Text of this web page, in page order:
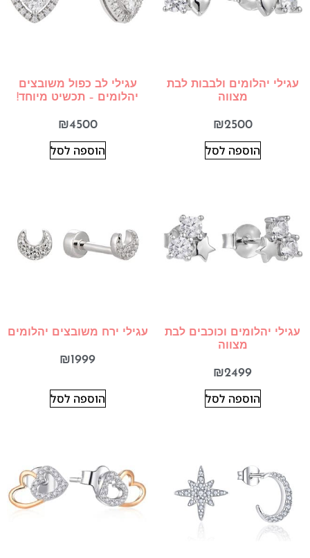
עגילי יהלומים ולבבות לבת
מצווה
₪2500
הוספה לסל
עגילי לב כפול משובצים
יהלומים – תכשיט מיוחד!
₪4500
הוספה לסל
עגילי יהלומים וכוכבים לבת
מצווה
₪2499
הוספה לסל
עגילי ירח משובצים יהלומים
₪1999
הוספה לסל